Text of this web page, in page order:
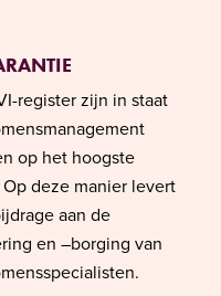
register zijn in staat
op het hoogste
deze manier levert
aan de
en –borging van